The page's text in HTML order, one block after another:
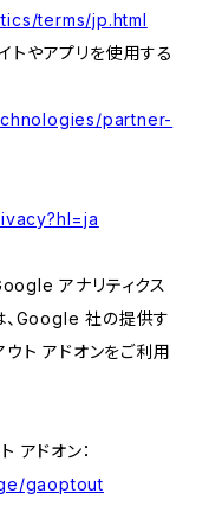
terms/jp.html
やアプリを使用する
partner-
アナリティクス
、Google 社の提供す
ト アドオンをご利用
アドオン：
gaoptout